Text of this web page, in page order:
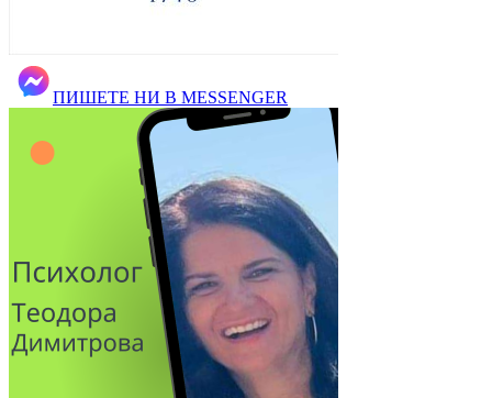
ПИШЕТЕ НИ В MESSENGER